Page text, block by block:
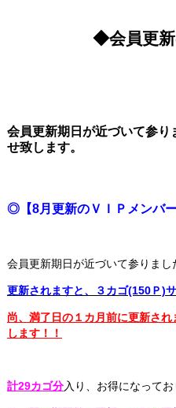
◆会員更
会員更新期日が近づいて参り
せ致します。
◎【8月更新のＶＩＰメンバー
会員更新期日が近づいて参りまし
更新されますと、３カゴ(150Ｐ)
尚、満了日の１カ月前に更新さ
します！！
計29カゴ分入り、お得になってお